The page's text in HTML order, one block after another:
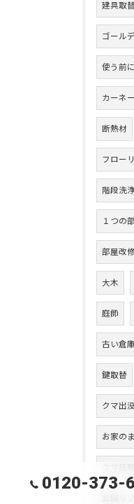
建具取
ゴール
使う前に
カーネ
断熱材
フロー
階段洗
１つの
部屋改
大木
庭師
古い倉庫
鍵取替
クマ出没
お家の
0120-373-